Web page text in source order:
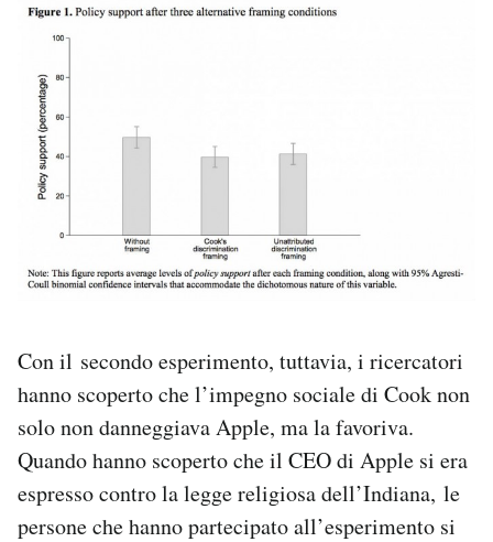
Con il secondo esperimento, tuttavia, i ricercatori
hanno scoperto che l’impegno sociale di Cook non
solo non danneggiava Apple, ma la favoriva.
Quando hanno scoperto che il CEO di Apple si era
espresso contro la legge religiosa dell’Indiana, le
persone che hanno partecipato all’esperimento si